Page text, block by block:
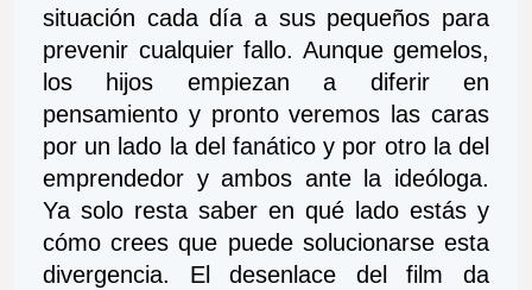
situación cada día a sus pequeños para
prevenir cualquier fallo. Aunque gemelos,
los hijos empiezan a diferir en
pensamiento y pronto veremos las caras
por un lado la del fanático y por otro la del
emprendedor y ambos ante la ideóloga.
Ya solo resta saber en qué lado estás y
cómo crees que puede solucionarse esta
divergencia. El desenlace del film da